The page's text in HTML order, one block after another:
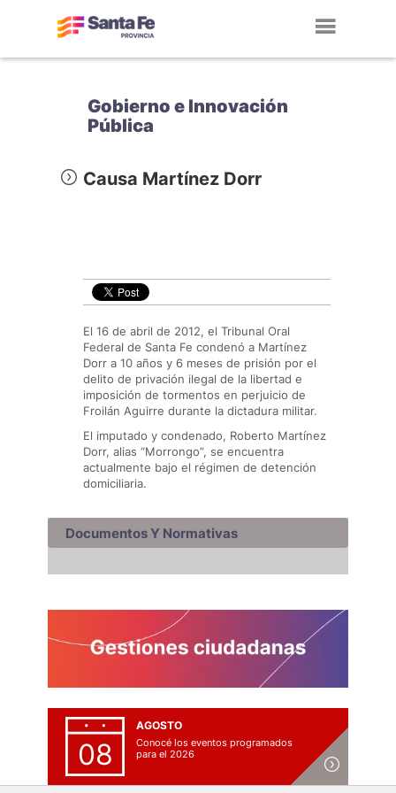
Gobierno e Innovación
Pública
Causa Martínez Dorr
El 16 de abril de 2012, el Tribunal Oral
Federal de Santa Fe condenó a Martínez
Dorr a 10 años y 6 meses de prisión por el
delito de privación ilegal de la libertad e
imposición de tormentos en perjuicio de
Froilán Aguirre durante la dictadura militar.
El imputado y condenado, Roberto Martínez
Dorr, alias “Morrongo”, se encuentra
actualmente bajo el régimen de detención
domiciliaria.
Documentos Y Normativas
08
AGOSTO
Conocé los eventos programados
para el 2026